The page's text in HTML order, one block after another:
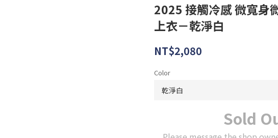
2025 接觸冷感 微寬身
上衣－乾淨白
NT$2,080
Color
Sold